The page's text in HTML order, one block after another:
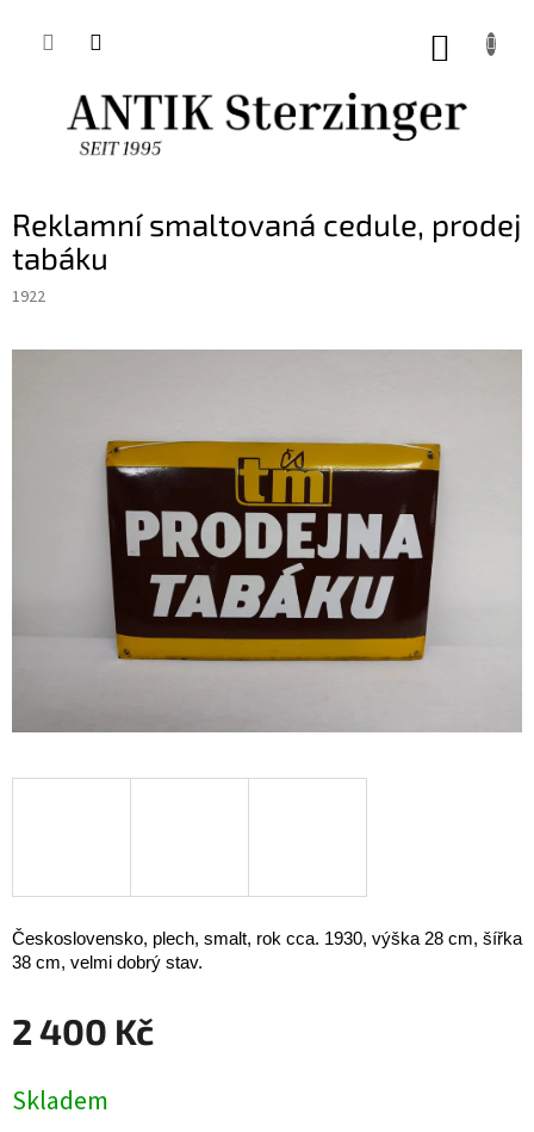
Reklamní smaltovaná cedule, prodej
tabáku
1922
2 400 Kč
cena:
Skladem
Československo, plech, smalt, rok cca. 1930, výška 28 cm, šířka
38 cm, velmi dobrý stav.